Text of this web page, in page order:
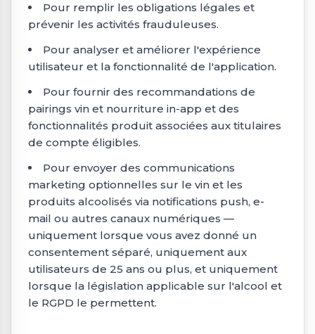
Pour remplir les obligations légales et
prévenir les activités frauduleuses.
Pour analyser et améliorer l'expérience
utilisateur et la fonctionnalité de l'application.
Pour fournir des recommandations de
pairings vin et nourriture in-app et des
fonctionnalités produit associées aux titulaires
de compte éligibles.
Pour envoyer des communications
marketing optionnelles sur le vin et les
produits alcoolisés via notifications push, e-
mail ou autres canaux numériques —
uniquement lorsque vous avez donné un
consentement séparé, uniquement aux
utilisateurs de 25 ans ou plus, et uniquement
lorsque la législation applicable sur l'alcool et
le RGPD le permettent.